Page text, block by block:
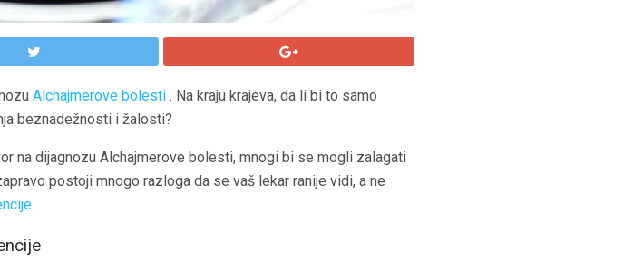
Alchajmerove bolesti . Na kraju krajeva, da li bi to samo
beznadežnosti i žalosti?
na dijagnozu Alchajmerove bolesti, mnogi bi se mogli zalagati
postoji mnogo razloga da se vaš lekar ranije vidi, a ne
.